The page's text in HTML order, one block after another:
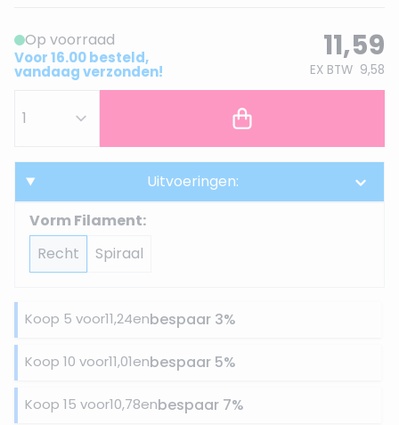
Op voorraad
Voor 16.00 besteld,
vandaag verzonden!
11,59
EX BTW 9,58
Uitvoeringen:
Vorm Filament:
Recht
Spiraal
Koop 5 voor11,24enbespaar 3%
Koop 10 voor11,01enbespaar 5%
Koop 15 voor10,78enbespaar 7%